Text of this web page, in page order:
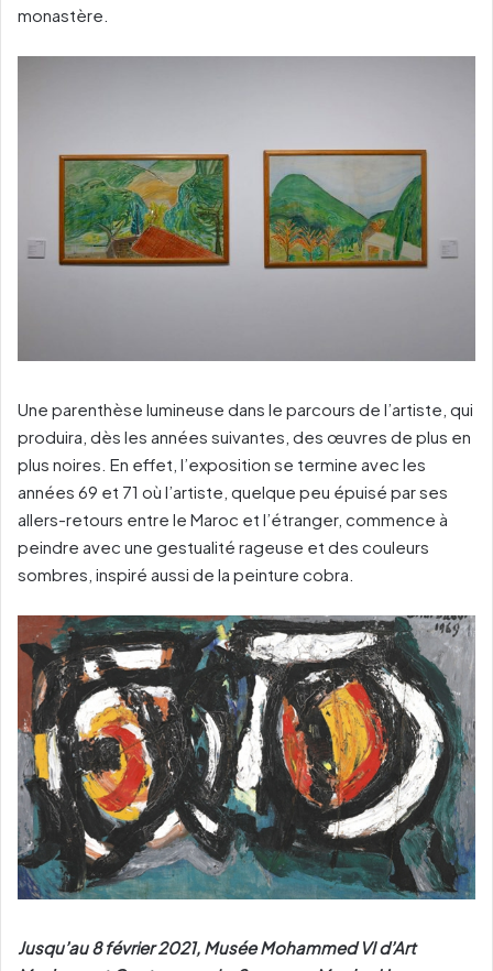
monastère.
Une parenthèse lumineuse dans le parcours de l’artiste, qui
produira, dès les années suivantes, des œuvres de plus en
plus noires. En effet, l’exposition se termine avec les
années 69 et 71 où l’artiste, quelque peu épuisé par ses
allers-retours entre le Maroc et l’étranger, commence à
peindre avec une gestualité rageuse et des couleurs
sombres, inspiré aussi de la peinture cobra.
Jusqu’au 8 février 2021, Musée Mohammed VI d’Art